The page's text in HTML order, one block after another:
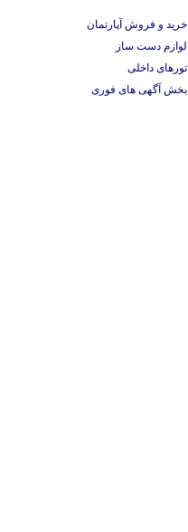
خرید و فروش آپارتمان
لوازم دست ساز
تورهای داخلی
بخش آگهی های فوری